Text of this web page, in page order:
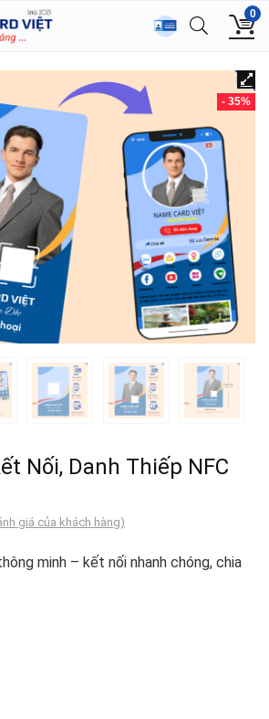
0
- 35%
Nối, Danh Thiếp NFC
giá của khách hàng)
minh – kết nối nhanh chóng, chia